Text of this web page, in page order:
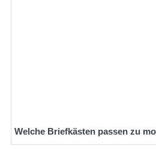
Welche Briefkästen passen zu